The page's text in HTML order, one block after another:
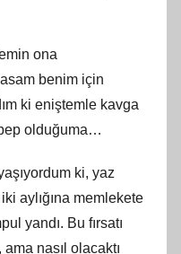
ona
benim için
ki eniştemle kavga
olduğuma…
ki, yaz
aylığına memlekete
yandı. Bu fırsatı
nasıl olacaktı